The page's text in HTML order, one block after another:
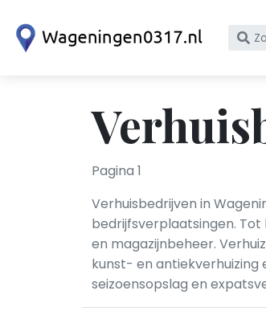
Pagina 1
Verhuisbedrijven in
bedrijfsverplaatsingen.
en magazijnbeheer.
kunst- en antiekverhuizing
seizoensopslag en